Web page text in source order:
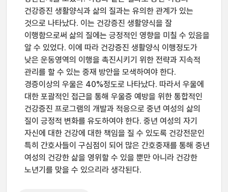
건강증진 생활양식과 삶의 질과는 유의한 관계가 있는
것으로 나타났다. 이는 건강증진 생활양식을 잘
이행함으로써 삶의 질에는 긍정적인 영향을 미칠 수 있음을
알 수 있었다. 이에 따라 건강증진 생활양식 이행정도가
낮은 운동영역의 이행을 촉진시키기 위한 전략과 지속적
관리를 할 수 있는 중재 방안을 모색하여야 한다.
경증이상의 우울은 40%정도로 나타났다. 따라서 우울에
대한 포괄적인 접근을 통해 우울증 예방을 위한 통합적인
건강증진 프로그램의 개발과 적응으로 중년 여성의 삶의
질이 긍정적 변화를 유도하여야 한다. 중년 여성의 자기
자신에 대한 건강에 대한 책임을 질 수 있도록 건강전문인
특히 간호사들이 구심점이 되어 많은 간호중재를 통해 중년
여성의 건강한 삶을 영위할 수 있을 뿐만 아니라 건강한
노년기를 맞을 수 있으리라 생각된다.